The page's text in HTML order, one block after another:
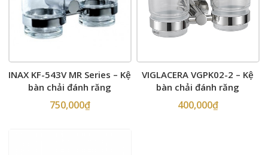
INAX KF-543V MR Series – Kệ
bàn chải đánh răng
750,000₫
VIGLACERA VGPK02-2 – Kệ
bàn chải đánh răng
400,000₫